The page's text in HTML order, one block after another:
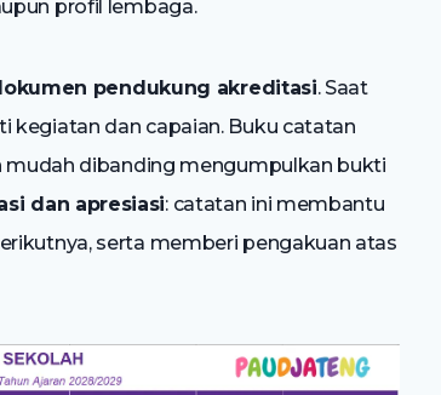
profil lembaga.
pendukung akreditasi. Saat
kegiatan dan capaian. Buku catatan
dibanding mengumpulkan bukti
dan apresiasi: catatan ini membantu
serta memberi pengakuan atas